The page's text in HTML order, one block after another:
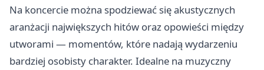
Na koncercie można spodziewać się akustycznych
aranżacji największych hitów oraz opowieści między
utworami — momentów, które nadają wydarzeniu
bardziej osobisty charakter. Idealne na muzyczny